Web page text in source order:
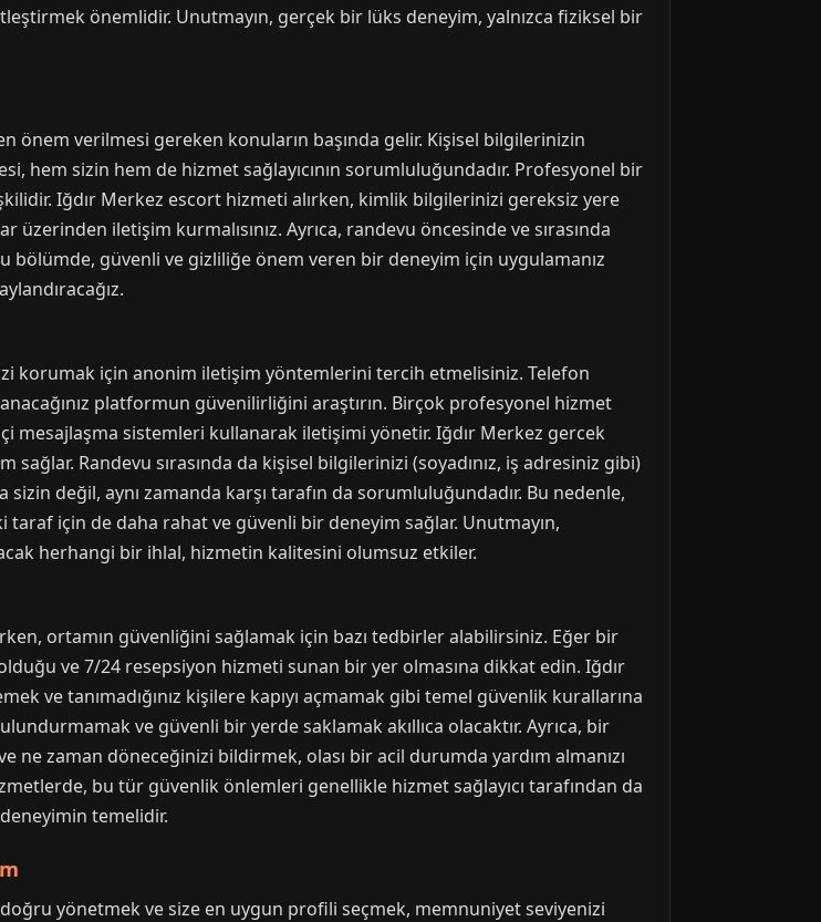
önemlidir. Unutmayın, gerçek bir lüks deneyim, yalnızca fiziksel bir
önem verilmesi gereken konuların başında gelir. Kişisel bilgilerinizin
hem sizin hem de hizmet sağlayıcının sorumluluğundadır. Profesyonel bir
Iğdır Merkez escort hizmeti alırken, kimlik bilgilerinizi gereksiz yere
iletişim kurmalısınız. Ayrıca, randevu öncesinde ve sırasında
bölümde, güvenli ve gizliliğe önem veren bir deneyim için uygulamanız
korumak için anonim iletişim yöntemlerini tercih etmelisiniz. Telefon
platformun güvenilirliğini araştırın. Birçok profesyonel hizmet
mesajlaşma sistemleri kullanarak iletişimi yönetir. Iğdır Merkez gercek
Randevu sırasında da kişisel bilgilerinizi (soyadınız, iş adresiniz gibi)
değil, aynı zamanda karşı tarafın da sorumluluğundadır. Bu nedenle,
taraf için de daha rahat ve güvenli bir deneyim sağlar. Unutmayın,
herhangi bir ihlal, hizmetin kalitesini olumsuz etkiler.
ortamın güvenliğini sağlamak için bazı tedbirler alabilirsiniz. Eğer bir
ve 7/24 resepsiyon hizmeti sunan bir yer olmasına dikkat edin. Iğdır
ve tanımadığınız kişilere kapıyı açmamak gibi temel güvenlik kurallarına
ve güvenli bir yerde saklamak akıllıca olacaktır. Ayrıca, bir
ne zaman döneceğinizi bildirmek, olası bir acil durumda yardım almanızı
bu tür güvenlik önlemleri genellikle hizmet sağlayıcı tarafından da
temelidir.
yönetmek ve size en uygun profili seçmek, memnuniyet seviyenizi